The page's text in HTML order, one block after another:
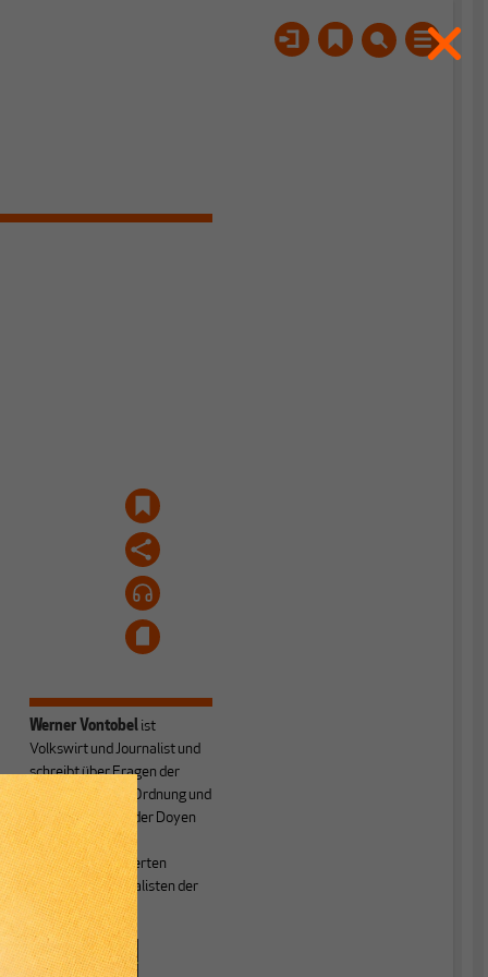
Werner Vontobel ist
Volkswirt und Journalist und
schreibt über Fragen der
wirtschaftlichen Ordnung und
Verteilung. Er ist der Doyen
unter den
nachfrageorientierten
Wirtschaftsjournalisten der
Schweiz.